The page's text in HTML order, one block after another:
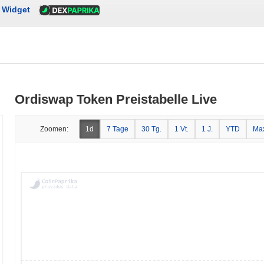
Widget
Ordiswap Token Preistabelle Live
Zoomen: 1d 7 Tage 30 Tg. 1 Vt. 1 J. YTD